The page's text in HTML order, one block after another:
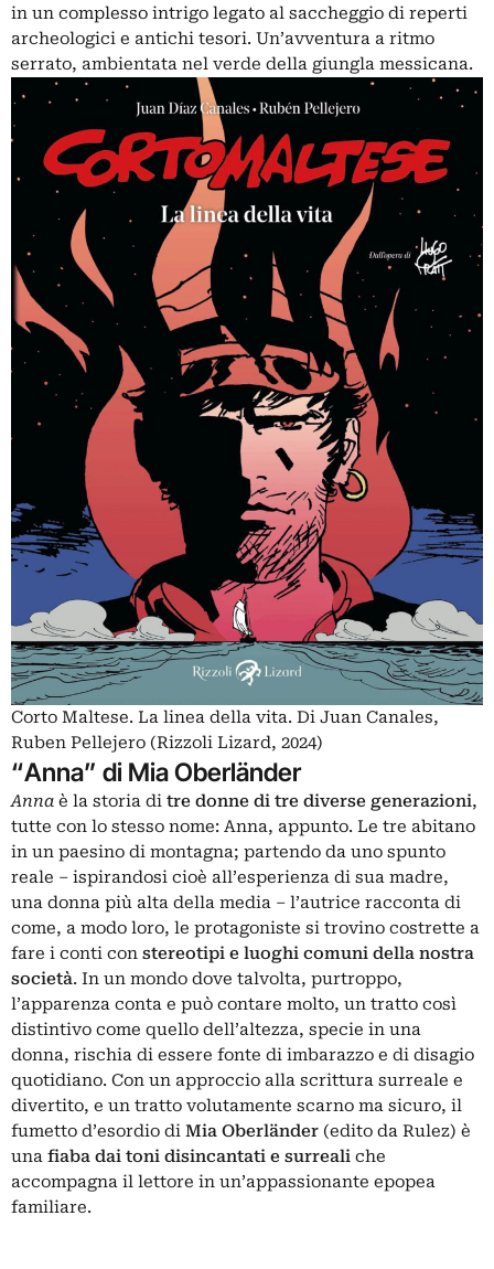
in un complesso intrigo legato al saccheggio di reperti
archeologici e antichi tesori. Un’avventura a ritmo
serrato, ambientata nel verde della giungla messicana.
Corto Maltese. La linea della vita. Di Juan Canales,
Ruben Pellejero (Rizzoli Lizard, 2024)
“Anna” di Mia Oberländer
Anna è la storia di tre donne di tre diverse generazioni,
tutte con lo stesso nome: Anna, appunto. Le tre abitano
in un paesino di montagna; partendo da uno spunto
reale – ispirandosi cioè all’esperienza di sua madre,
una donna più alta della media – l’autrice racconta di
come, a modo loro, le protagoniste si trovino costrette a
fare i conti con stereotipi e luoghi comuni della nostra
società. In un mondo dove talvolta, purtroppo,
l’apparenza conta e può contare molto, un tratto così
distintivo come quello dell’altezza, specie in una
donna, rischia di essere fonte di imbarazzo e di disagio
quotidiano. Con un approccio alla scrittura surreale e
divertito, e un tratto volutamente scarno ma sicuro, il
fumetto d’esordio di Mia Oberländer (edito da Rulez) è
una fiaba dai toni disincantati e surreali che
accompagna il lettore in un’appassionante epopea
familiare.